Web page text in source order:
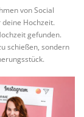
von Social
Hochzeit.
gefunden.
schießen, sondern